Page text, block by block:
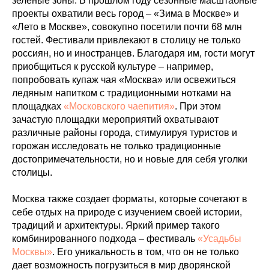
проекты охватили весь город – «Зима в Москве» и
«Лето в Москве», совокупно посетили почти 68 млн
гостей. Фестивали привлекают в столицу не только
россиян, но и иностранцев. Благодаря им, гости могут
приобщиться к русской культуре – например,
попробовать купаж чая «Москва» или освежиться
ледяным напитком с традиционными нотками на
площадках «Московского чаепития». При этом
зачастую площадки мероприятий охватывают
различные районы города, стимулируя туристов и
горожан исследовать не только традиционные
достопримечательности, но и новые для себя уголки
столицы.
Москва также создает форматы, которые сочетают в
себе отдых на природе с изучением своей истории,
традиций и архитектуры. Яркий пример такого
комбинированного подхода – фестиваль «Усадьбы
Москвы». Его уникальность в том, что он не только
дает возможность погрузиться в мир дворянской